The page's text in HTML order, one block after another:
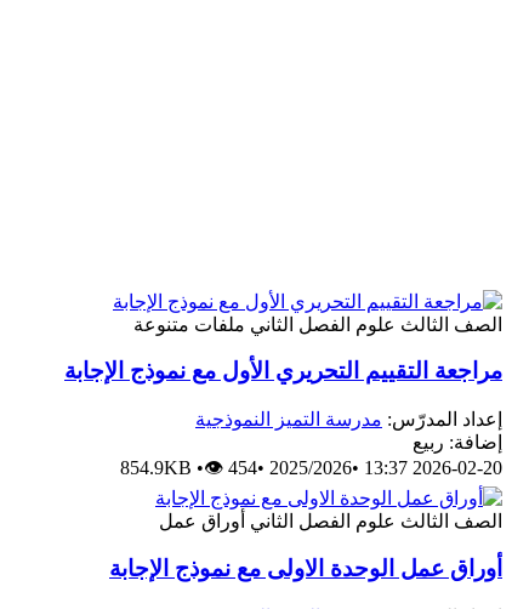
الصف الثالث علوم الفصل الثاني ملفات متنوعة
مراجعة التقييم التحريري الأول مع نموذج الإجابة
إعداد المدرّس: مدرسة التميز النموذجية
إضافة: ربيع
2026-02-20 13:37
•
2025/2026
•
854.9KB •👁 454
الصف الثالث علوم الفصل الثاني أوراق عمل
أوراق عمل الوحدة الاولى مع نموذج الإجابة